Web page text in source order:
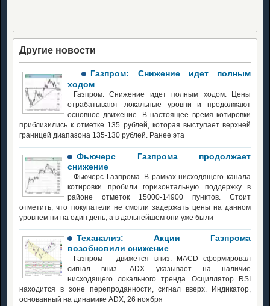
Другие новости
Газпром: Снижение идет полным
ходом
Газпром. Снижение идет полным ходом. Цены
отрабатывают локальные уровни и продолжают
основное движение. В настоящее время котировки
приблизились к отметке 135 рублей, которая выступает верхней
границей диапазона 135-130 рублей. Ранее эта
Фьючерс Газпрома продолжает
снижение
Фьючерс Газпрома. В рамках нисходящего канала
котировки пробили горизонтальную поддержку в
районе отметок 15000-14900 пунктов. Стоит
отметить, что покупатели не смогли задержать цены на данном
уровнем ни на один день, а в дальнейшем они уже были
Теханализ: Акции Газпрома
возобновили снижение
Газпром – движется вниз. MACD сформировал
сигнал вниз. ADX указывает на наличие
нисходящего локального тренда. Осциллятор RSI
находится в зоне перепроданности, сигнал вверх. Индикатор,
основанный на динамике ADX, 26 ноября